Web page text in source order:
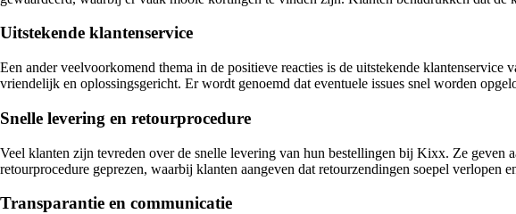
Uitstekende klantenservice
Een ander veelvoorkomend thema in de positieve reacties is de uitstekende
vriendelijk en oplossingsgericht. Er wordt genoemd dat eventuele issues snel worden
Snelle levering en retourprocedure
Veel klanten zijn tevreden over de snelle levering van hun bestellingen bij Kixx. Ze geven
retourprocedure geprezen, waarbij klanten aangeven dat retourzendingen soepel verlopen
Transparantie en communicatie